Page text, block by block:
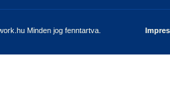
Minden jog fenntartva.